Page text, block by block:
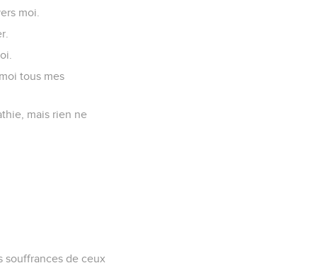
moi.
tous mes
mais rien ne
souffrances de ceux